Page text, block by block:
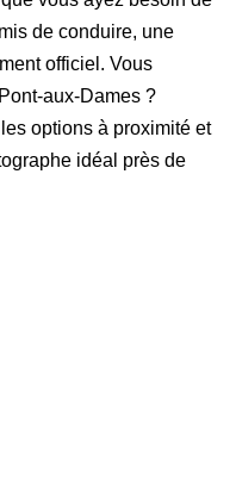
de conduire, une
officiel. Vous
aux-Dames ?
options à proximité et
idéal près de